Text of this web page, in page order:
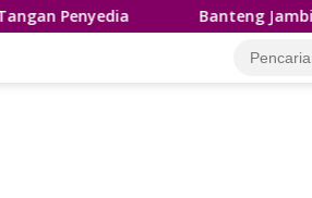
Banteng Jambi United Dilepas